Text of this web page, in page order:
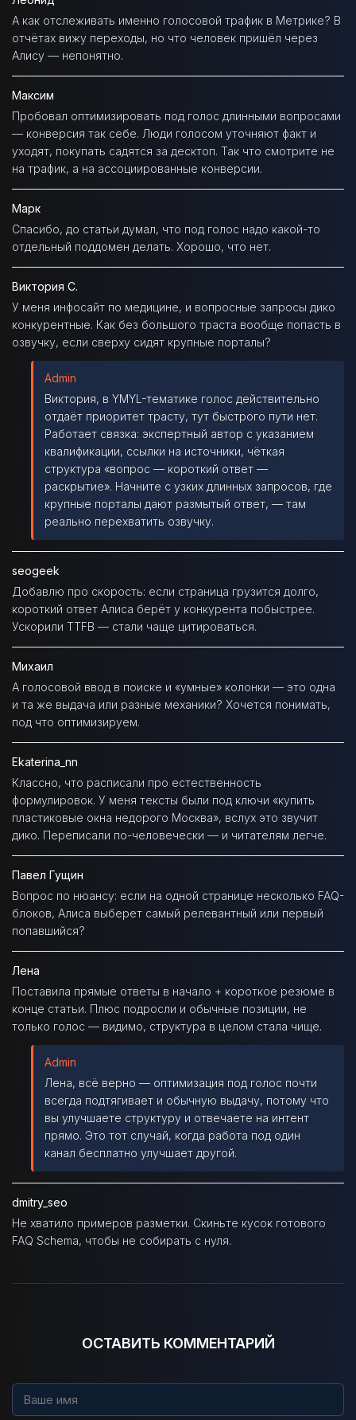
А как отслеживать именно голосовой трафик в Метрике? В
отчётах вижу переходы, но что человек пришёл через
Алису — непонятно.
Максим
Пробовал оптимизировать под голос длинными вопросами
— конверсия так себе. Люди голосом уточняют факт и
уходят, покупать садятся за десктоп. Так что смотрите не
на трафик, а на ассоциированные конверсии.
Марк
Спасибо, до статьи думал, что под голос надо какой-то
отдельный поддомен делать. Хорошо, что нет.
Виктория С.
У меня инфосайт по медицине, и вопросные запросы дико
конкурентные. Как без большого траста вообще попасть в
озвучку, если сверху сидят крупные порталы?
Admin
Виктория, в YMYL-тематике голос действительно
отдаёт приоритет трасту, тут быстрого пути нет.
Работает связка: экспертный автор с указанием
квалификации, ссылки на источники, чёткая
структура «вопрос — короткий ответ —
раскрытие». Начните с узких длинных запросов, где
крупные порталы дают размытый ответ, — там
реально перехватить озвучку.
seogeek
Добавлю про скорость: если страница грузится долго,
короткий ответ Алиса берёт у конкурента побыстрее.
Ускорили TTFB — стали чаще цитироваться.
Михаил
А голосовой ввод в поиске и «умные» колонки — это одна
и та же выдача или разные механики? Хочется понимать,
под что оптимизируем.
Ekaterina_nn
Классно, что расписали про естественность
формулировок. У меня тексты были под ключи «купить
пластиковые окна недорого Москва», вслух это звучит
дико. Переписали по-человечески — и читателям легче.
Павел Гущин
Вопрос по нюансу: если на одной странице несколько FAQ-
блоков, Алиса выберет самый релевантный или первый
попавшийся?
Лена
Поставила прямые ответы в начало + короткое резюме в
конце статьи. Плюс подросли и обычные позиции, не
только голос — видимо, структура в целом стала чище.
Admin
Лена, всё верно — оптимизация под голос почти
всегда подтягивает и обычную выдачу, потому что
вы улучшаете структуру и отвечаете на интент
прямо. Это тот случай, когда работа под один
канал бесплатно улучшает другой.
dmitry_seo
Не хватило примеров разметки. Скиньте кусок готового
FAQ Schema, чтобы не собирать с нуля.
ОСТАВИТЬ КОММЕНТАРИЙ